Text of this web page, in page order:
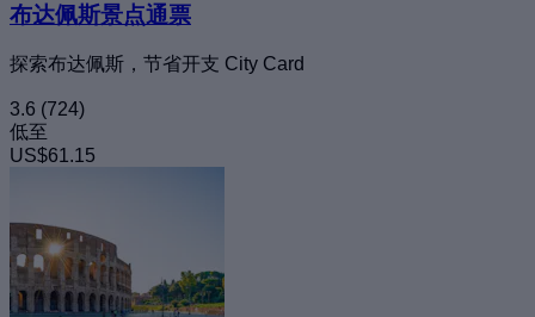
布达佩斯景点通票
探索布达佩斯，节省开支 City Card
3.6 (724)
低至
US$61.15